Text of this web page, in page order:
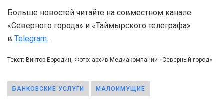
Больше новостей читайте на совместном канале
«Северного города» и «Таймырского телеграфа»
в Telegram.
Текст: Виктор Бородин, Фото: архив Медиакомпании «Северный город»
БАНКОВСКИЕ УСЛУГИ МАЛОИМУЩИЕ